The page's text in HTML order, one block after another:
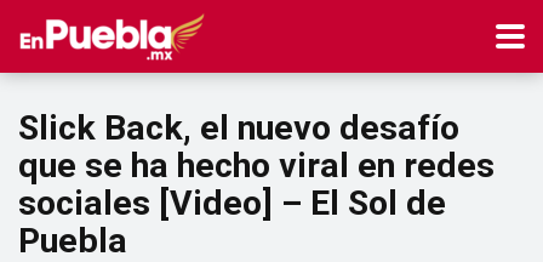
Slick Back, el nuevo desafío
que se ha hecho viral en redes
sociales [Video] – El Sol de
Puebla